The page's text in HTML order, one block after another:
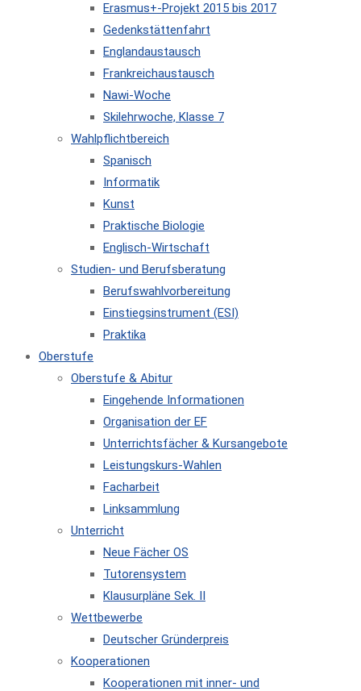
Erasmus+-Projekt 2015 bis 2017
Gedenkstättenfahrt
Englandaustausch
Frankreichaustausch
Nawi-Woche
Skilehrwoche, Klasse 7
Wahlpflichtbereich
Spanisch
Informatik
Kunst
Praktische Biologie
Englisch-Wirtschaft
Studien- und Berufsberatung
Berufswahlvorbereitung
Einstiegsinstrument (ESI)
Praktika
Oberstufe
Oberstufe & Abitur
Eingehende Informationen
Organisation der EF
Unterrichtsfächer & Kursangebote
Leistungskurs-Wahlen
Facharbeit
Linksammlung
Unterricht
Neue Fächer OS
Tutorensystem
Klausurpläne Sek. II
Wettbewerbe
Deutscher Gründerpreis
Kooperationen
Kooperationen mit inner- und